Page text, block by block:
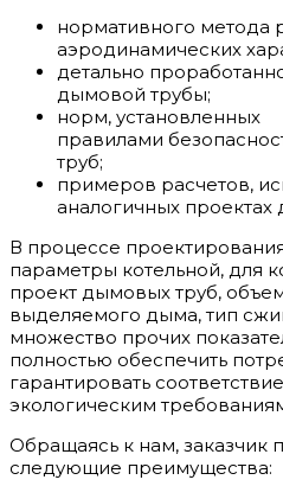
нормативного метода
аэродинамических
детально
дымовой трубы;
норм, установленных
правилами
труб;
примеров расчетов,
аналогичных проектах
В процессе
параметры котельной, для
проект дымовых труб,
выделяемого дыма, тип
множество прочих
полностью обеспечить
гарантировать
экологическим
Обращаясь к нам, заказчик
следующие преимущества: